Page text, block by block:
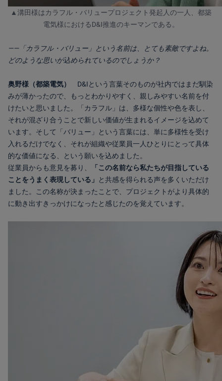
▲溝田様はカラフル・バリュープロジェクト発起人の一人、都築
電気様におけるD&I推進のキーマンである。
――「カラフル・バリュー」という名前は、とても素敵ですよね。
どのような思いが込められているのでしょうか？
奥野様（都築電気）
D&Iという言葉そのものが社内ではまだ馴染
みが薄かったので、もっとわかりやすく、親しみやすい名前を付
けたいと思いました。
「カラフル」は、多様な個性や色を表し、
それが混ざり合うことで新しい価値が生まれるイメージを込めて
います。そして「バリュー」という言葉には、単に多様性を受け
入れるだけでなく、それが組織や従業員一人ひとりにとって具体
的な価値になる、という願いを込めました。
従業員からも意見を募り、
「この名前なら私たちが目指している
ことをうまく表現している」 と共感を得られる声を多くいただけ
ました。この名称が決まったことで、プロジェクトがより具体的
に動き出すきっかけになったと感じたのを覚えています。